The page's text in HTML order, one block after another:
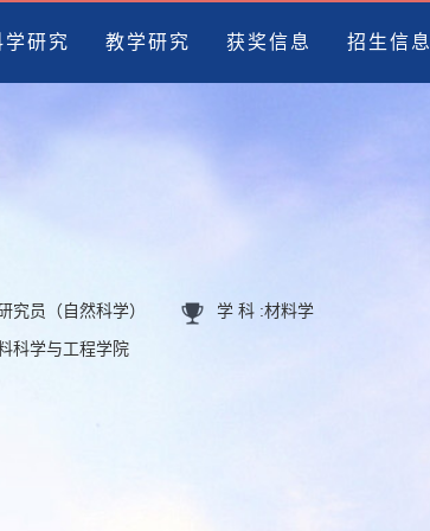
学研究 教学研究 获奖信息 招生信息
究员（自然科学）
学 科 :材料学
科学与工程学院